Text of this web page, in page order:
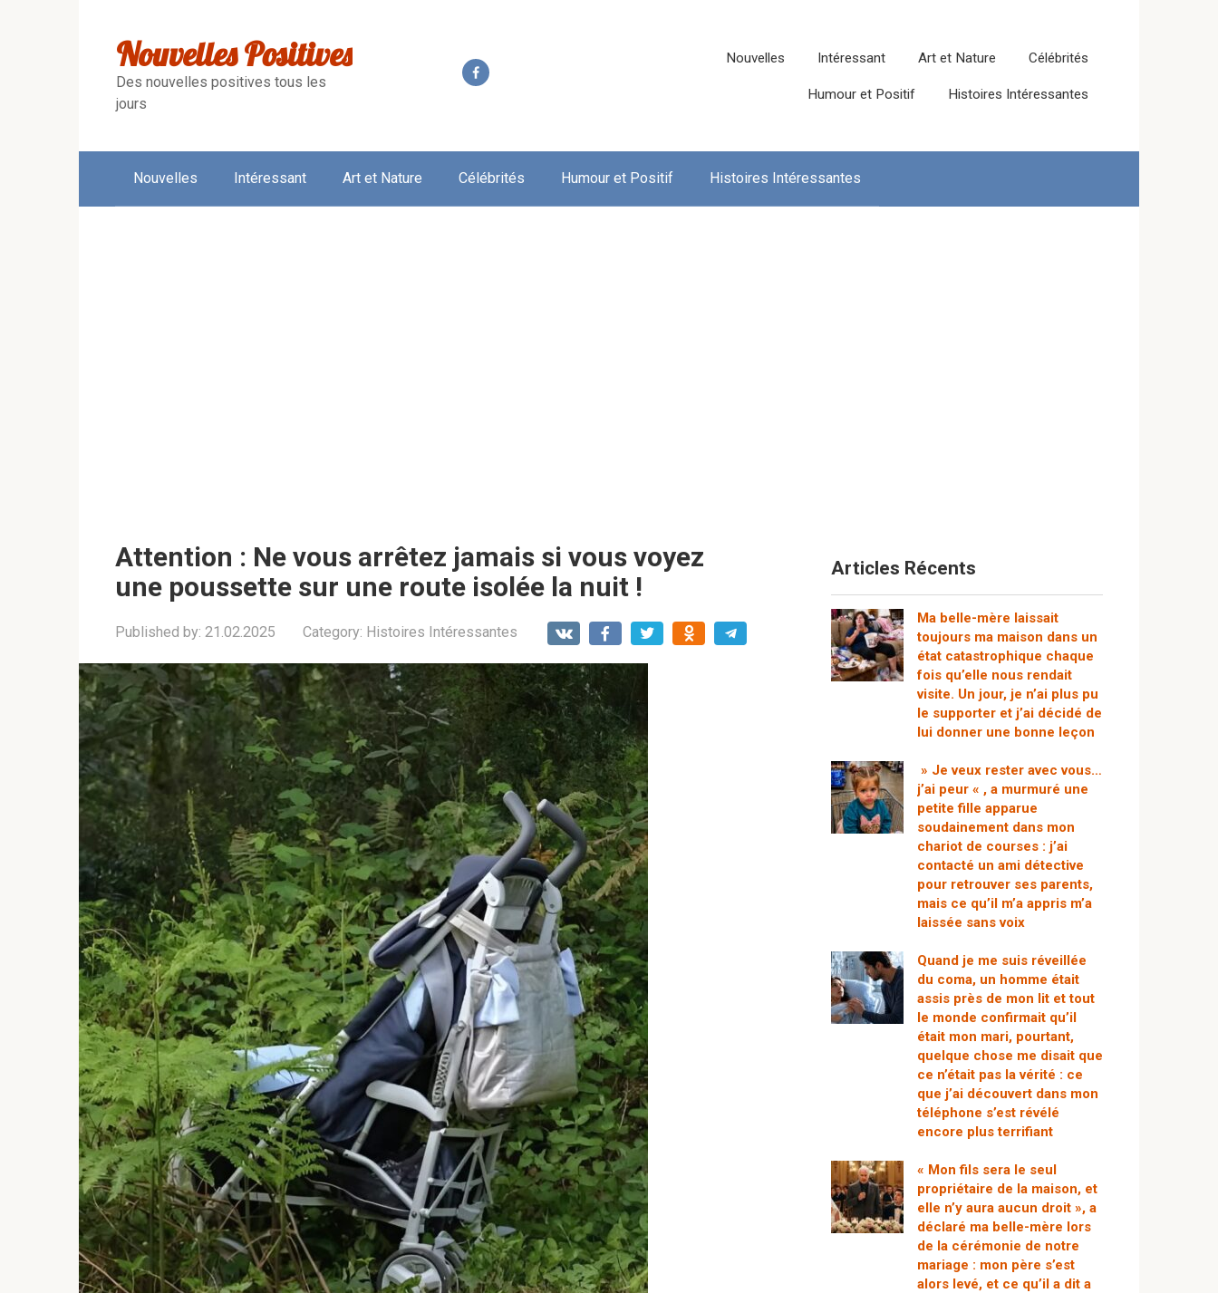
Nouvelles Positives
Des nouvelles positives tous les
jours
Nouvelles Intéressant Art et Nature Célébrités
Humour et Positif Histoires Intéressantes
Nouvelles Intéressant Art et Nature Célébrités Humour et Positif Histoires Intéressantes
Attention : Ne vous arrêtez jamais si vous voyez
une poussette sur une route isolée la nuit !
Published by: 21.02.2025 Category: Histoires Intéressantes
Articles Récents
Ma belle-mère laissait
toujours ma maison dans un
état catastrophique chaque
fois qu’elle nous rendait
visite. Un jour, je n’ai plus pu
le supporter et j’ai décidé de
lui donner une bonne leçon
» Je veux rester avec vous…
j’ai peur « , a murmuré une
petite fille apparue
soudainement dans mon
chariot de courses : j’ai
contacté un ami détective
pour retrouver ses parents,
mais ce qu’il m’a appris m’a
laissée sans voix
Quand je me suis réveillée
du coma, un homme était
assis près de mon lit et tout
le monde confirmait qu’il
était mon mari, pourtant,
quelque chose me disait que
ce n’était pas la vérité : ce
que j’ai découvert dans mon
téléphone s’est révélé
encore plus terrifiant
« Mon fils sera le seul
propriétaire de la maison, et
elle n’y aura aucun droit », a
déclaré ma belle-mère lors
de la cérémonie de notre
mariage : mon père s’est
alors levé, et ce qu’il a dit a